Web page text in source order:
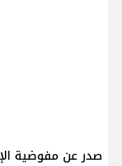
صدر عن مفوضية